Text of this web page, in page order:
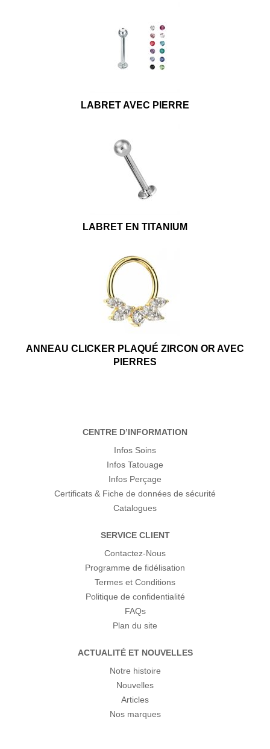
LABRET AVEC PIERRE
LABRET EN TITANIUM
ANNEAU CLICKER PLAQUÉ ZIRCON OR AVEC
PIERRES
CENTRE D’INFORMATION
Infos Soins
Infos Tatouage
Infos Perçage
Certificats & Fiche de données de sécurité
Catalogues
SERVICE CLIENT
Contactez-Nous
Programme de fidélisation
Termes et Conditions
Politique de confidentialité
FAQs
Plan du site
ACTUALITÉ ET NOUVELLES
Notre histoire
Nouvelles
Articles
Nos marques